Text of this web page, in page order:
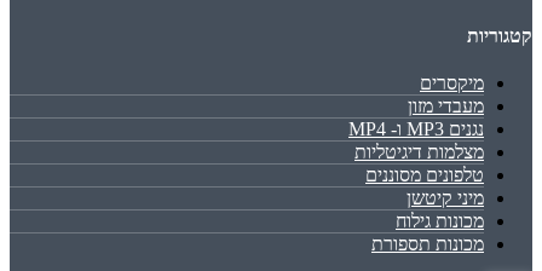
קטגוריות
מיקסרים
מעבדי מזון
נגנים MP3 ו- MP4
מצלמות דיגיטליות
טלפונים מסוננים
מיני קיטשן
מכונות גילוח
מכונות תספורת